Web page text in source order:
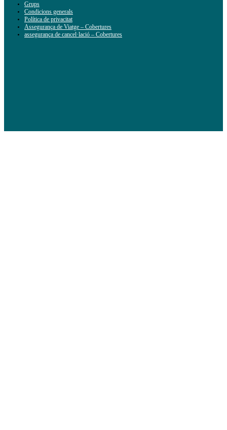
Grups
Condicions generals
Política de privacitat
Assegurança de Viatge – Cobertures
assegurança de cancel·lació – Cobertures